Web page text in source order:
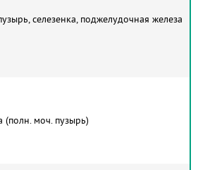
селезенка, поджелудочная железа
(полн. моч. пузырь)